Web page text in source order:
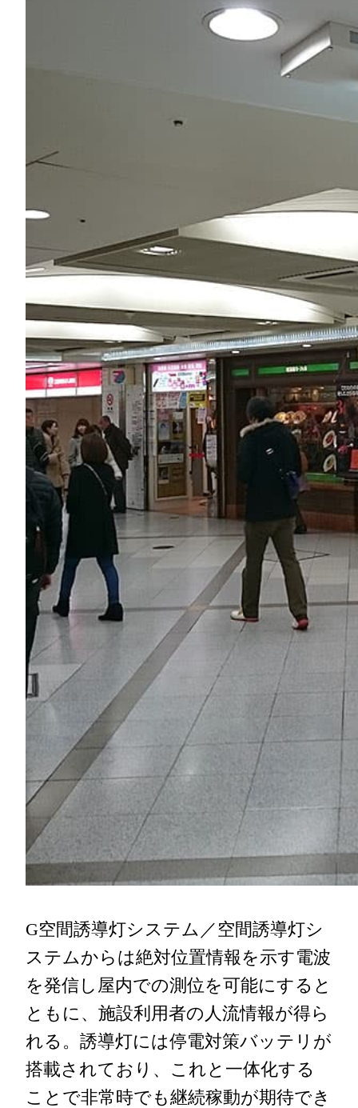
G空間誘導灯システム／空間誘導灯シ
ステムからは絶対位置情報を示す電波
を発信し屋内での測位を可能にすると
ともに、施設利用者の人流情報が得ら
れる。誘導灯には停電対策バッテリが
搭載されており、これと一体化する
ことで非常時でも継続稼動が期待でき